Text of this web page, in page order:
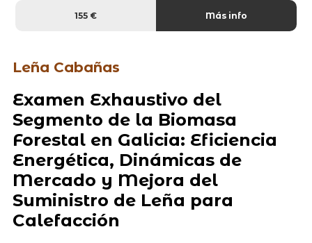
155 € Más info
Leña Cabañas
Examen Exhaustivo del
Segmento de la Biomasa
Forestal en Galicia: Eficiencia
Energética, Dinámicas de
Mercado y Mejora del
Suministro de Leña para
Calefacción